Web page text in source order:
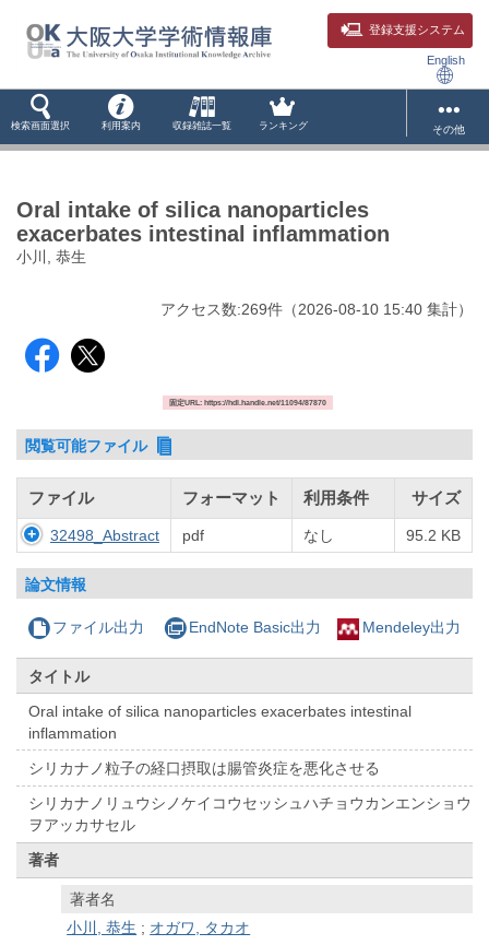
登録支援システム
English
検索画面選択 利用案内 収録雑誌一覧 ランキング その他
Oral intake of silica nanoparticles
exacerbates intestinal inflammation
小川, 恭生
アクセス数:269件 （2026-08-10 15:40 集計）
固定URL: https://hdl.handle.net/11094/87870
閲覧可能ファイル
ファイル フォーマット 利用条件 サイズ
32498_Abstract pdf なし 95.2 KB
論文情報
ファイル出力 EndNote Basic出力 Mendeley出力
タイトル
Oral intake of silica nanoparticles exacerbates intestinal
inflammation
シリカナノ粒子の経口摂取は腸管炎症を悪化させる
シリカナノリュウシノケイコウセッシュハチョウカンエンショウ
ヲアッカサセル
著者
著者名
小川, 恭生 ; オガワ, タカオ